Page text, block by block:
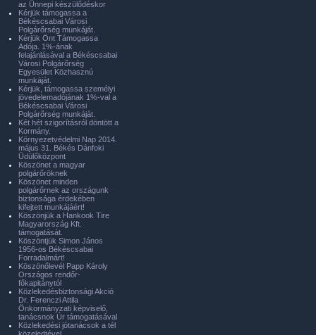
az Ünnepi készülődéskor
Kérjük támogassa a
Békéscsabai Városi
Polgárőrség munkáját.
Kérjük Önt Támogassa
Adója. 1%-ának
felajánlásával a Békéscsabai
Városi Polgárőrség
Egyesület Közhasznú
munkáját.
Kérjük, támogassa személyi
jövedelemadójának 1%-val a
Békéscsabai Városi
Polgárőrség munkáját.
Két hét szigorításról döntött a
Kormány.
Környezetvédelmi Nap 2014.
május 31. Békés Dánfoki
Üdülőközpont
Köszönet a magyar
polgárőröknek
Köszönet minden
polgárőrnek az országunk
biztonsága érdekében
kifejtett munkájáért!
Köszönjük a Hankook Tire
Magyarország Kft.
támogatását.
Köszöntjük Simon János
1956-os Békéscsabai
Forradalmárt!
Köszönőlevél Papp Károly
Országos rendőr-
főkapitánytól
Közlekedésbiztonsági Akció
Dr. Ferenczi Attila
Önkormányzati képviselő,
tanácsnok Úr támogatásával
Közlekedési jótanácsok a tél